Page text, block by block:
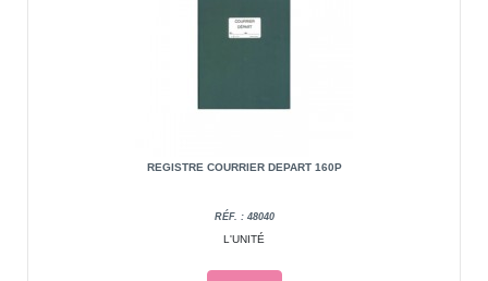
REGISTRE COURRIER DEPART 160P
RÉF. : 48040
L'UNITÉ